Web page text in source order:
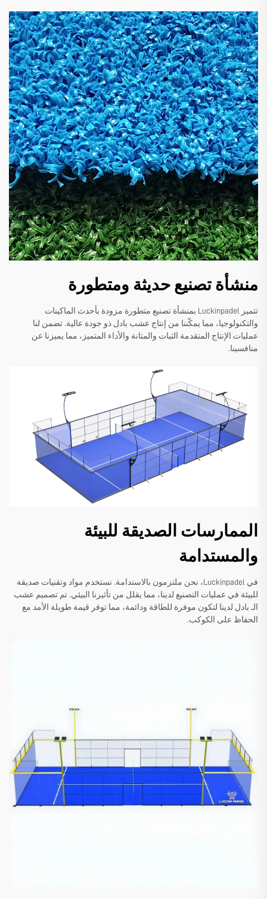
منشأة تصنيع حديثة ومتطورة
تتميز Luckinpadel بمنشأة تصنيع متطورة مزودة بأحدث الماكينات
والتكنولوجيا، مما يمكّننا من إنتاج عشب بادل ذو جودة عالية. تضمن لنا
عمليات الإنتاج المتقدمة الثبات والمتانة والأداء المتميز، مما يميزنا عن
منافسينا.
الممارسات الصديقة للبيئة
والمستدامة
في Luckinpadel، نحن ملتزمون بالاستدامة. نستخدم مواد وتقنيات صديقة
للبيئة في عمليات التصنيع لدينا، مما يقلل من تأثيرنا البيئي. تم تصميم عشب
الـ بادل لدينا لتكون موفرة للطاقة ودائمة، مما توفر قيمة طويلة الأمد مع
الحفاظ على الكوكب.